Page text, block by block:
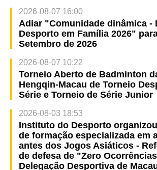
2026-08-07 16:00
Adiar "Comunidade dinâmica -
Desporto em Família 2026"
Setembro de 2026
2026-08-07 10:22
Torneio Aberto de Badminton
Hengqin-Macau de Torneio
Série e Torneio de Série Junior
2026-08-03 18:53
Instituto do Desporto
de formação especializada em
antes dos Jogos Asiáticos -
de defesa de "Zero
Delegação Desportiva de